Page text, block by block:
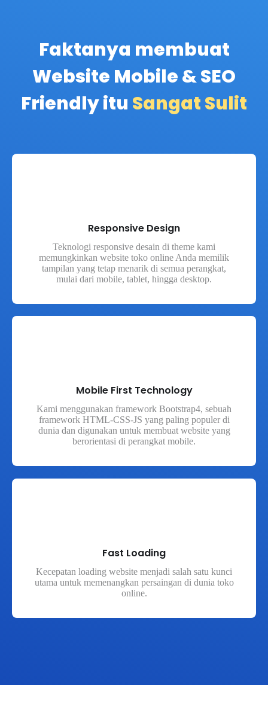
Faktanya membuat
Website Mobile & SEO
Friendly itu Sangat Sulit
Responsive Design
Teknologi responsive desain di theme kami
memungkinkan website toko online Anda memilik
tampilan yang tetap menarik di semua perangkat,
mulai dari mobile, tablet, hingga desktop.
Mobile First Technology
Kami menggunakan framework Bootstrap4, sebuah
framework HTML-CSS-JS yang paling populer di
dunia dan digunakan untuk membuat website yang
berorientasi di perangkat mobile.
Fast Loading
Kecepatan loading website menjadi salah satu kunci
utama untuk memenangkan persaingan di dunia toko
online.